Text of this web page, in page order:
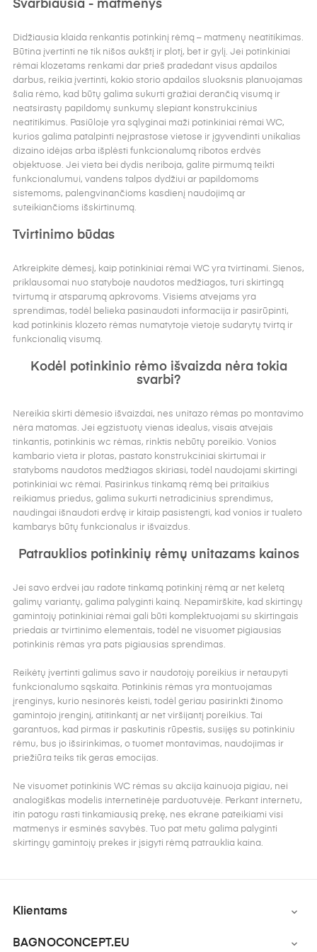
Svarbiausia - matmenys
Didžiausia klaida renkantis potinkinį rėmą – matmenų neatitikimas.
Būtina įvertinti ne tik nišos aukštį ir plotį, bet ir gylį. Jei potinkiniai
rėmai klozetams renkami dar prieš pradedant visus apdailos
darbus, reikia įvertinti, kokio storio apdailos sluoksnis planuojamas
šalia rėmo, kad būtų galima sukurti gražiai derančią visumą ir
neatsirastų papildomų sunkumų slepiant konstrukcinius
neatitikimus. Pasiūloje yra sąlyginai maži potinkiniai rėmai WC,
kurios galima patalpinti neįprastose vietose ir įgyvendinti unikalias
dizaino idėjas arba išplėsti funkcionalumą ribotos erdvės
objektuose. Jei vieta bei dydis neriboja, galite pirmumą teikti
funkcionalumui, vandens talpos dydžiui ar papildomoms
sistemoms, palengvinančioms kasdienį naudojimą ar
suteikiančioms išskirtinumą.
Tvirtinimo būdas
Atkreipkite dėmesį, kaip potinkiniai rėmai WC yra tvirtinami. Sienos,
priklausomai nuo statyboje naudotos medžiagos, turi skirtingą
tvirtumą ir atsparumą apkrovoms. Visiems atvejams yra
sprendimas, todėl belieka pasinaudoti informacija ir pasirūpinti,
kad potinkinis klozeto rėmas numatytoje vietoje sudarytų tvirtą ir
funkcionalią visumą.
Kodėl potinkinio rėmo išvaizda nėra tokia
svarbi?
Nereikia skirti dėmesio išvaizdai, nes unitazo rėmas po montavimo
nėra matomas. Jei egzistuotų vienas idealus, visais atvejais
tinkantis, potinkinis wc rėmas, rinktis nebūtų poreikio. Vonios
kambario vieta ir plotas, pastato konstrukciniai skirtumai ir
statyboms naudotos medžiagos skiriasi, todėl naudojami skirtingi
potinkiniai wc rėmai. Pasirinkus tinkamą rėmą bei pritaikius
reikiamus priedus, galima sukurti netradicinius sprendimus,
naudingai išnaudoti erdvę ir kitaip pasistengti, kad vonios ir tualeto
kambarys būtų funkcionalus ir išvaizdus.
Patrauklios potinkinių rėmų unitazams kainos
Jei savo erdvei jau radote tinkamą potinkinį rėmą ar net keletą
galimų variantų, galima palyginti kainą. Nepamirškite, kad skirtingų
gamintojų potinkiniai rėmai gali būti komplektuojami su skirtingais
priedais ar tvirtinimo elementais, todėl ne visuomet pigiausias
potinkinis rėmas yra pats pigiausias sprendimas.
Reikėtų įvertinti galimus savo ir naudotojų poreikius ir netaupyti
funkcionalumo sąskaita. Potinkinis rėmas yra montuojamas
įrenginys, kurio nesinorės keisti, todėl geriau pasirinkti žinomo
gamintojo įrenginį, atitinkantį ar net viršijantį poreikius. Tai
garantuos, kad pirmas ir paskutinis rūpestis, susijęs su potinkiniu
rėmu, bus jo išsirinkimas, o tuomet montavimas, naudojimas ir
priežiūra teiks tik geras emocijas.
Ne visuomet potinkinis WC rėmas su akcija kainuoja pigiau, nei
analogiškas modelis internetinėje parduotuvėje. Perkant internetu,
itin patogu rasti tinkamiausią prekę, nes ekrane pateikiami visi
matmenys ir esminės savybės. Tuo pat metu galima palyginti
skirtingų gamintojų prekes ir įsigyti rėmą patrauklia kaina.
Klientams 
BAGNOCONCEPT.EU 